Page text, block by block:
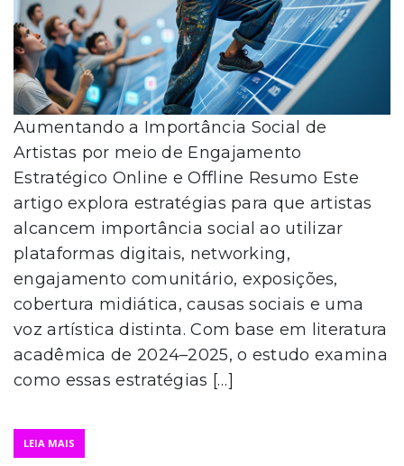
Aumentando a Importância Social de
Artistas por meio de Engajamento
Estratégico Online e Offline Resumo Este
artigo explora estratégias para que artistas
alcancem importância social ao utilizar
plataformas digitais, networking,
engajamento comunitário, exposições,
cobertura midiática, causas sociais e uma
voz artística distinta. Com base em literatura
acadêmica de 2024–2025, o estudo examina
como essas estratégias […]
LEIA MAIS